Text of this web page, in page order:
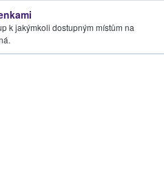
k jakýmkoli dostupným místům na